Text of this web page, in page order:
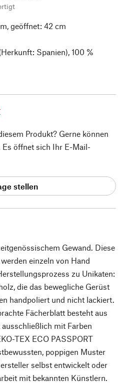
Gewand. Diese
einzeln von Hand
zu Unikaten:
die das bewegliche Gerüst
handpoliert und nicht lackiert.
Fächerblatt besteht aus
mit Farben
TEX ECO PASSPORT
poppigen Muster
selbst entwickelt oder
mit bekannten Künstlern.
geöffnet: 42 cm
Spanien), 100 %
Produkt? Gerne können
Es öffnet sich Ihr E-Mail-
stellen